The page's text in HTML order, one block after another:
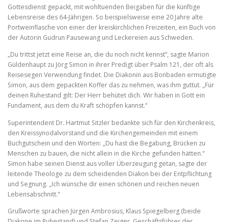
Gottesdienst gepackt, mit wohltuenden Beigaben für die künftige
Lebensreise des 64-Jährigen. So beispielsweise eine 20 Jahre alte
Portweinflasche von einer der kreiskirchlichen Freizeiten, ein Buch von
der Autorin Gudrun Pausewang und Leckereien aus Schweden.
„Du trittst jetzt eine Reise an, die du noch nicht kennst“, sagte Marion
Güldenhaupt zu Jörg Simon in ihrer Predigt über Psalm 121, der oft als
Reisesegen Verwendung findet. Die Diakonin aus Bonbaden ermutigte
Simon, aus dem gepackten Koffer das zu nehmen, was ihm guttut. „Für
deinen Ruhestand gilt: Der Herr behütet dich. Wir haben in Gott ein
Fundament, aus dem du Kraft schöpfen kannst.“
Superintendent Dr. Hartmut Sitzler bedankte sich für den Kirchenkreis,
den Kreissynodalvorstand und die Kirchengemeinden mit einem
Buchgutschein und den Worten: „Du hast die Begabung, Brücken zu
Menschen zu bauen, die nicht allein in die Kirche gefunden hätten.“
Simon habe seinen Dienst aus voller Überzeugung getan, sagte der
leitende Theologe zu dem scheidenden Diakon bei der Entpflichtung
und Segnung. „Ich wünsche dir einen schönen und reichen neuen
Lebensabschnitt.“
Grußworte sprachen Jürgen Ambrosius, Klaus Spiegelberg (beide